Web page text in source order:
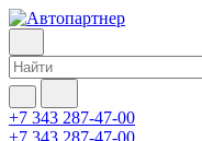
+7 343 287-47-00
+7 343 287-47-00